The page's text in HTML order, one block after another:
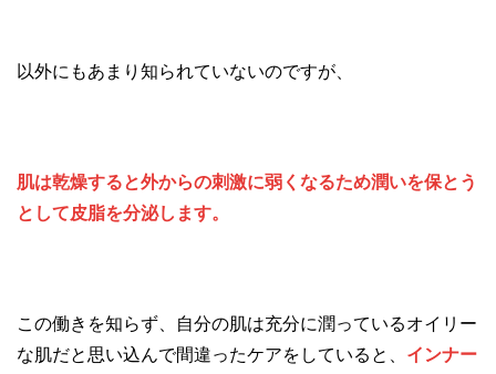
以外にもあまり知られていないのですが、
肌は乾燥すると外からの刺激に弱くなるため潤いを保とう
として皮脂を分泌します。
この働きを知らず、自分の肌は充分に潤っているオイリー
な肌だと思い込んで間違ったケアをしていると、 インナー